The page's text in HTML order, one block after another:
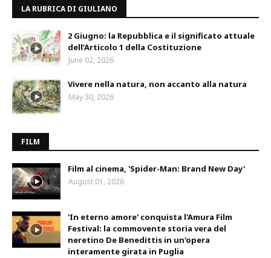
LA RUBRICA DI GIULIANO
2 Giugno: la Repubblica e il significato attuale
dell’Articolo 1 della Costituzione
June 02, 2026
Vivere nella natura, non accanto alla natura
May 30, 2026
FILM
Film al cinema, 'Spider-Man: Brand New Day'
August 01, 2026
'In eterno amore' conquista l'Amura Film
Festival: la commovente storia vera del
neretino De Benedittis in un'opera
interamente girata in Puglia